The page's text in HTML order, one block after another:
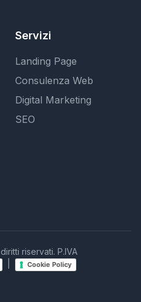
Servizi
Landing Page
Consulenza Web
Digital Marketing
SEO
riservati. P.IVA
Cookie Policy